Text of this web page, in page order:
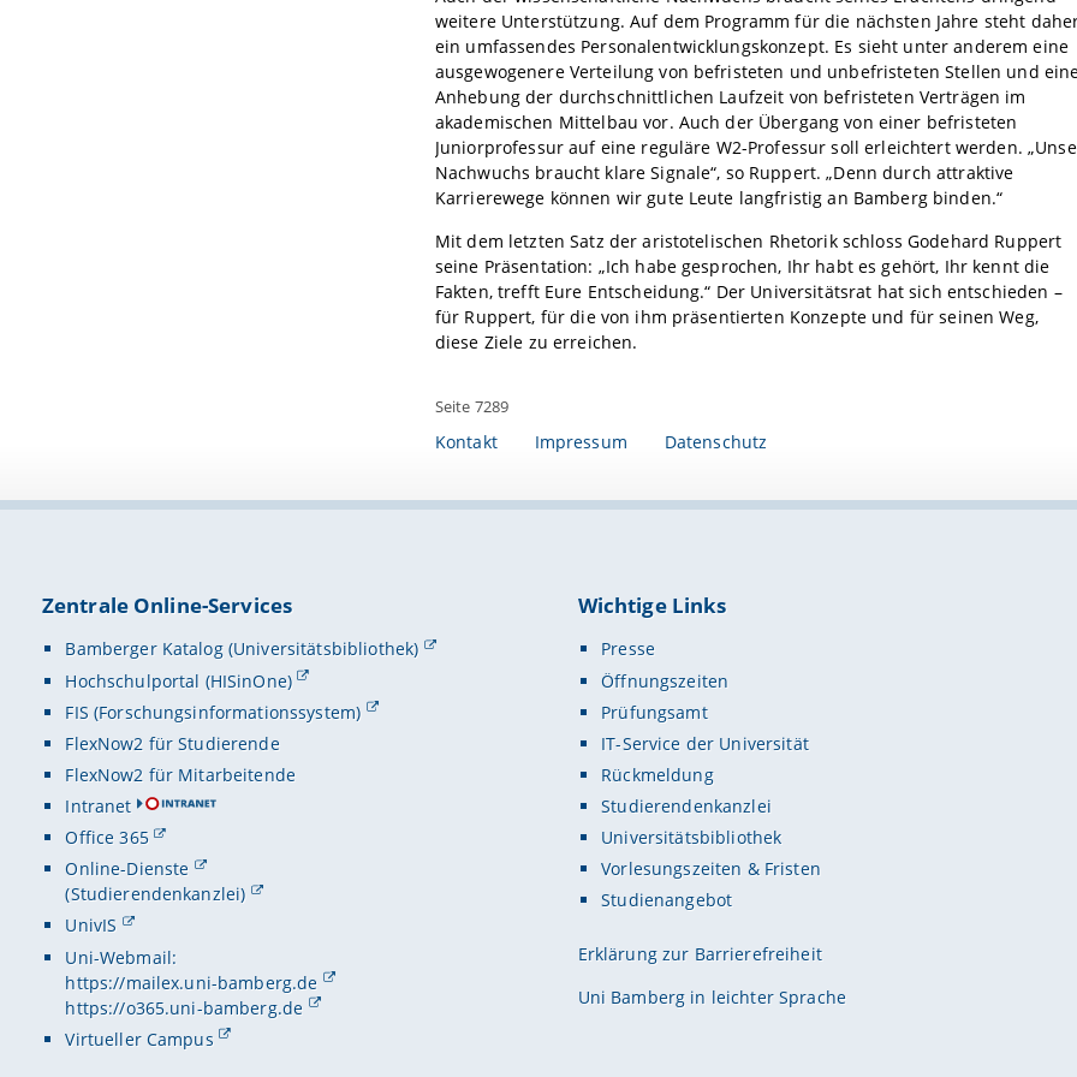
weitere Unterstützung. Auf dem Programm für die nächsten Jahre steht
ein umfassendes Personalentwicklungskonzept. Es sieht unter anderem eine
ausgewogenere Verteilung von befristeten und unbefristeten Stellen und
Anhebung der durchschnittlichen Laufzeit von befristeten Verträgen im
akademischen Mittelbau vor. Auch der Übergang von einer befristeten
Juniorprofessur auf eine reguläre W2-Professur soll erleichtert werden.
Nachwuchs braucht klare Signale“, so Ruppert. „Denn durch attraktive
Karrierewege können wir gute Leute langfristig an Bamberg binden.“
Mit dem letzten Satz der aristotelischen Rhetorik schloss Godehard Ruppert
seine Präsentation: „Ich habe gesprochen, Ihr habt es gehört, Ihr kennt die
Fakten, trefft Eure Entscheidung.“ Der Universitätsrat hat sich entschieden –
für Ruppert, für die von ihm präsentierten Konzepte und für seinen Weg,
diese Ziele zu erreichen.
Seite 7289
Kontakt Impressum Datenschutz
Zentrale Online-Services
Bamberger Katalog (Universitätsbibliothek)
Hochschulportal (HISinOne)
FIS (Forschungsinformationssystem)
FlexNow2 für Studierende
FlexNow2 für Mitarbeitende
Intranet
Office 365
Online-Dienste
(Studierendenkanzlei)
UnivIS
Uni-Webmail:
https://mailex.uni-bamberg.de
https://o365.uni-bamberg.de
Virtueller Campus
Wichtige Links
Presse
Öffnungszeiten
Prüfungsamt
IT-Service der Universität
Rückmeldung
Studierendenkanzlei
Universitätsbibliothek
Vorlesungszeiten & Fristen
Studienangebot
Erklärung zur Barrierefreiheit
Uni Bamberg in leichter Sprache